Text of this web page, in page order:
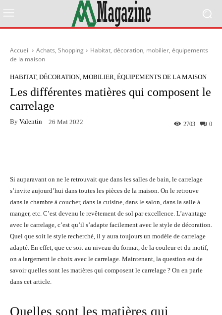
Accueil Achats, Shopping
Habitat, décoration, mobilier, équipements
de la maison
HABITAT, DÉCORATION, MOBILIER, ÉQUIPEMENTS DE LA MAISON
Les différentes matières qui composent le
carrelage
By Valentin 26 Mai 2022 0
2703
Si auparavant on ne le retrouvait que dans les salles de bain, le carrelage
s’invite aujourd’hui dans toutes les pièces de la maison. On le retrouve
dans la chambre à coucher, dans la cuisine, dans le salon, dans la salle à
manger, etc. C’est devenu le revêtement de sol par excellence. L’avantage
avec le carrelage, c’est qu’il s’adapte facilement avec le style de décoration.
Quel que soit le style recherché, il y aura toujours un modèle de carrelage
adapté. En effet, que ce soit au niveau du format, de la couleur et du motif,
on a largement le choix avec le carrelage. Maintenant, la question est de
savoir quelles sont les matières qui composent le carrelage ? On en parle
dans cet article.
Quelles sont les matières qui